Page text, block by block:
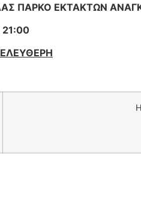
ΠΑΡΚΟ ΕΚΤΑΚΤΩΝ